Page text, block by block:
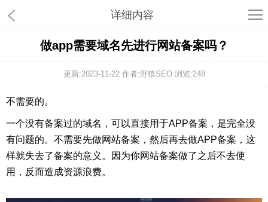
详细内容
做app需要域名先进行网站备案吗？
更新:2023-11-22 作者:野狼SEO 浏览:248
不需要的。
一个没有备案过的域名，可以直接用于APP备案，是完全没
有问题的。不需要先做网站备案，然后再去做APP备案，这
样就失去了备案的意义。因为你网站备案做了之后不去使
用，反而造成资源浪费。